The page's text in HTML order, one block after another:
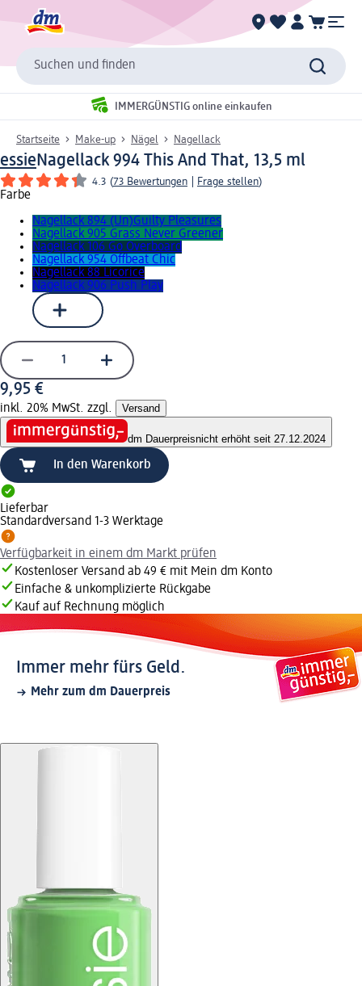
Suchen und finden
IMMERGÜNSTIG online einkaufen
Startseite Make-up Nägel Nagellack
essieNagellack 994 This And That, 13,5 ml
4.3 (73 Bewertungen Frage stellen)
Farbe
Nagellack 894 (Un)Guilty Pleasures
Nagellack 905 Grass Never Greener
Nagellack 106 Go Overboard
Nagellack 954 Offbeat Chic
Nagellack 88 Licorice
Nagellack 906 Push Play
9,95 €
inkl. 20% MwSt. zzgl. Versand
dm Dauerpreisnicht erhöht seit 27.12.2024
In den Warenkorb
Lieferbar
Standardversand 1-3 Werktage
Verfügbarkeit in einem dm Markt prüfen
Kostenloser Versand ab 49 € mit Mein dm Konto
Einfache & unkomplizierte Rückgabe
Kauf auf Rechnung möglich
Immer mehr fürs Geld.
Mehr zum dm Dauerpreis